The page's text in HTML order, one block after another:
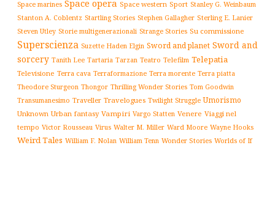
Space marines Space opera Space western Sport Stanley G. Weinbaum
Stanton A. Coblentz Startling Stories Stephen Gallagher Sterling E. Lanier
Steven Utley Storie multigenerazionali Strange Stories Su commissione
Superscienza Suzette Haden Elgin Sword and planet Sword and
sorcery Tanith Lee Tartaria Tarzan Teatro Telefilm Telepatia
Televisione Terra cava Terraformazione Terra morente Terra piatta
Theodore Sturgeon Thongor Thrilling Wonder Stories Tom Goodwin
Transumanesimo Traveller Travelogues Twilight Struggle Umorismo
Unknown Urban fantasy Vampiri Vargo Statten Venere Viaggi nel
tempo Victor Rousseau Virus Walter M. Miller Ward Moore Wayne Hooks
Weird Tales William F. Nolan William Tenn Wonder Stories Worlds of If